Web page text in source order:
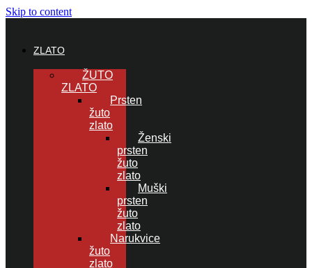
Skip to content
ZLATO
ŽUTO
ZLATO
Prsten
žuto
zlato
Ženski
prsten
žuto
zlato
Muški
prsten
žuto
zlato
Narukvice
žuto
zlato